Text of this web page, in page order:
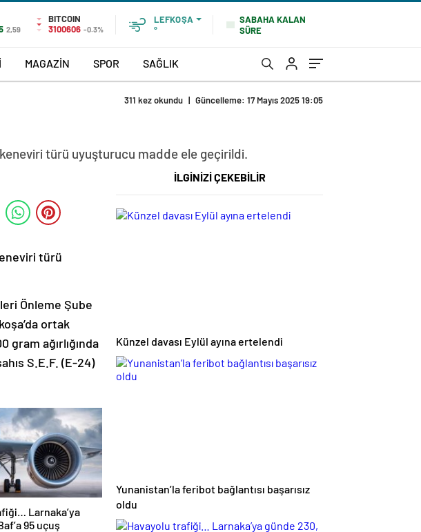
2,59
BITCOIN
3100606 -0.3%
LEFKOŞA
°
SABAHA KALAN
SÜRE
MAGAZİN SPOR SAĞLIK
311 kez okundu | Güncelleme: 17 Mayıs 2025 19:05
türü uyuşturucu madde ele geçirildi.
türü
Önleme Şube
ortak
ağırlığında
S.E.F. (E-24)
Larnaka’ya
95 uçuş
İLGİNİZİ ÇEKEBİLİR
Künzel davası Eylül ayına ertelendi
Yunanistan’la feribot bağlantısı başarısız
oldu